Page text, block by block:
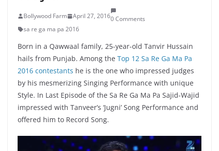
Bollywood Farm April 27, 20160 Comments
sa re ga ma pa 2016
Born in a Qawwaal family, 25-year-old Tanvir Hussain
hails from Punjab. Among the Top 12 Sa Re Ga Ma Pa
2016 contestants he is the one who impressed judges
by his mesmerizing Singing Performance with unique
Style. In Last Episode of the Sa Re Ga Ma Pa Sajid-Wajid
impressed with Tanveer’s ‘Jugni’ Song Performance and
offered him to Record Song.